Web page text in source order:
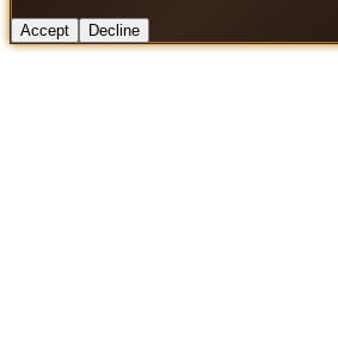
Accept Decline